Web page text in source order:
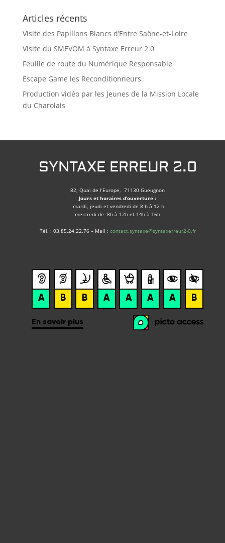
Articles récents
Visite des Papillons Blancs d’Entre Saône-et-Loire
Visite du SMEVOM à Syntaxe Erreur 2.0
Feuille de route du Numérique Responsable
Escape Game les Reconditionneurs
Production vidéo par les Jeunes de la Mission Locale
du Charolais
SYNTAXE ERREUR 2.0
82, Quai de l’Europe, 71130 Gueugnon
Jours et horaires d’ouverture :
mardi, jeudi et vendredi de 8 h à 12 h
mercredi de 8h à 12h et 14h à 16h
Tél. : 03.85.24.22.76 – Mail : contact.syntaxe@syntaxerreur2-0.fr